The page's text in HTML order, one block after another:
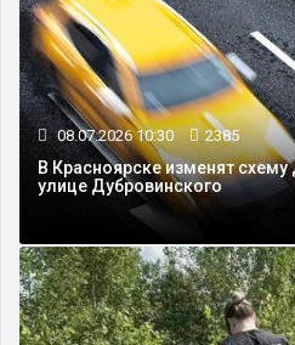
08.07.2026 10:30 2385
В Красноярске изменят
улице Дубровинского